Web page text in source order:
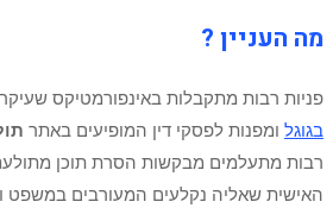
מה העניין ?
פניות רבות מתקבלות באינפורמטיקס
בגוגל ומפנות לפסקי דין המופיעים באתר
רבות מתעלמים מבקשות הסרת תוכן
האישית שאליה נקלעים המעורבים במשפט